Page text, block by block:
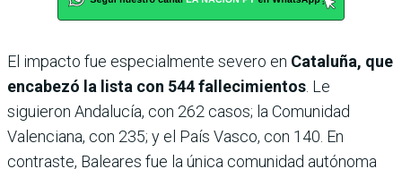
El impacto fue especialmente severo en Cataluña, que
encabezó la lista con 544 fallecimientos. Le
siguieron Andalucía, con 262 casos; la Comunidad
Valenciana, con 235; y el País Vasco, con 140. En
contraste, Baleares fue la única comunidad autónoma